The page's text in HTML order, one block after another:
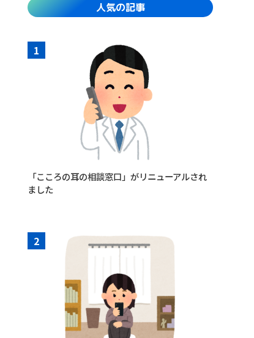
人気の記事
1
「こころの耳の相談窓口」がリニューアルされ
ました
2